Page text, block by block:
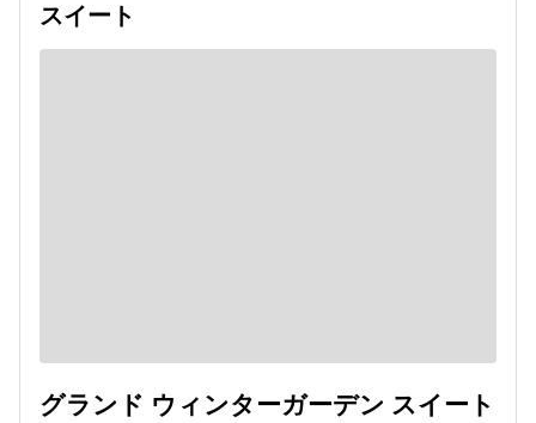
スイート
グランド ウィンターガーデン スイート